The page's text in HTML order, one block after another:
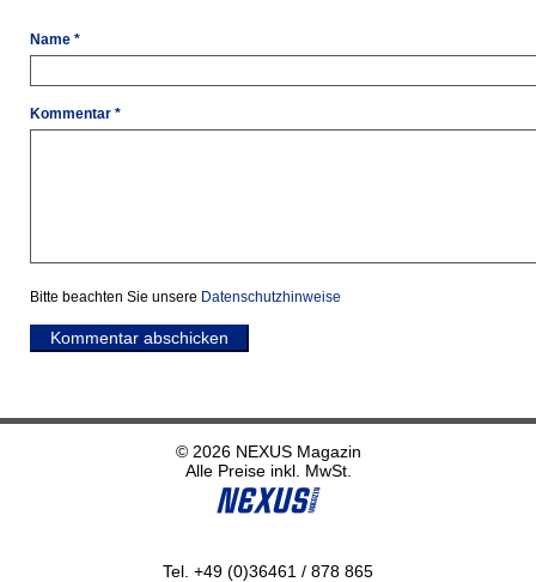
Name *
Kommentar *
Bitte beachten Sie unsere Datenschutzhinweise
Kommentar abschicken
© 2026 NEXUS Magazin
Alle Preise inkl. MwSt.
Tel. +49 (0)36461 / 878 865